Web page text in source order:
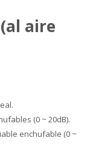
aire
(0 ~ 20dB).
enchufable (0 ~